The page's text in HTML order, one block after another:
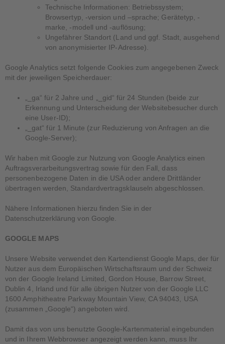
Technische Informationen: Betriebssystem;
Browsertyp, -version und –sprache; Gerätetyp, -
marke, -modell und -auflösung;
Ungefährer Standort (Land und ggf. Stadt, ausgehend
von anonymisierter IP-Adresse).
Google Analytics setzt folgende Cookies zum angegebenen Zweck
mit der jeweiligen Speicherdauer:
„_ga“ für 2 Jahre und „_gid“ für 24 Stunden (beide zur
Erkennung und Unterscheidung der Websitebesucher durch
eine User-ID);
„_gat“ für 1 Minute (zur Reduzierung von Anfragen an die
Google-Server);
Wir haben mit Google zur Nutzung von Google Analytics einen
Auftragsverarbeitungsvertrag sowie für den Fall, dass
personenbezogene Daten in die USA oder andere Drittländer
übertragen werden, Standardvertragsklauseln abgeschlossen.
Nähere Informationen hierzu finden Sie in der
Datenschutzerklärung von Google.
GOOGLE MAPS
Unsere Website verwendet den Kartendienst Google Maps, der für
Nutzer aus dem Europäischen Wirtschaftsraum und der Schweiz
von der Google Ireland Limited, Gordon House, Barrow Street,
Dublin 4, Irland und für alle übrigen Nutzer von der Google LLC
1600 Amphitheatre Parkway Mountain View, CA 94043, USA
(zusammen „Google“) angeboten wird.
Damit das von uns benutzte Google-Kartenmaterial eingebunden
und in Ihrem Webbrowser angezeigt werden kann, muss Ihr